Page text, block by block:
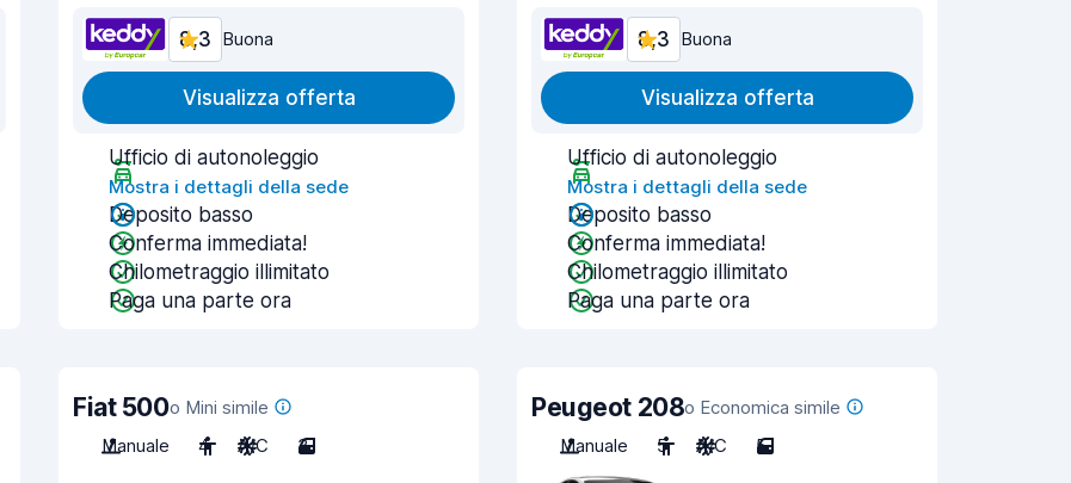
8,3 Buona
Visualizza offerta
Ufficio di autonoleggio
Mostra i dettagli della sede
Deposito basso
Conferma immediata!
Chilometraggio illimitato
Paga una parte ora
8,3 Buona
Visualizza offerta
Ufficio di autonoleggio
Mostra i dettagli della sede
Deposito basso
Conferma immediata!
Chilometraggio illimitato
Paga una parte ora
Fiat 500o Mini simile
Manuale
4 A/C 3
Peugeot 208o Economica simile
Manuale
5 A/C 5